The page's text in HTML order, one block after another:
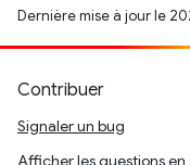
Dernière mise à jour le
Contribuer
Signaler un bug
Afficher les questions en